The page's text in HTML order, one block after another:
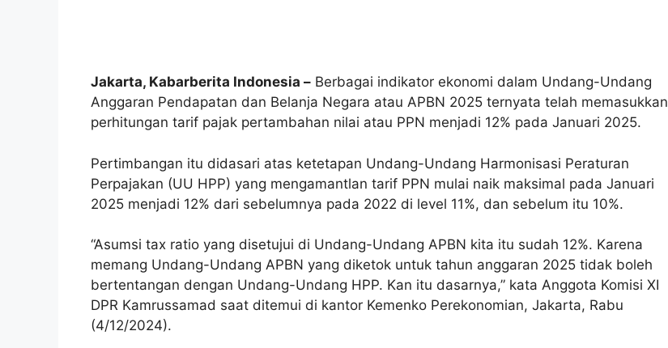
Jakarta, Kabarberita Indonesia – Berbagai indikator ekonomi dalam Undang-Undang
Anggaran Pendapatan dan Belanja Negara atau APBN 2025 ternyata telah memasukkan
perhitungan tarif pajak pertambahan nilai atau PPN menjadi 12% pada Januari 2025.
Pertimbangan itu didasari atas ketetapan Undang-Undang Harmonisasi Peraturan
Perpajakan (UU HPP) yang mengamantlan tarif PPN mulai naik maksimal pada Januari
2025 menjadi 12% dari sebelumnya pada 2022 di level 11%, dan sebelum itu 10%.
“Asumsi tax ratio yang disetujui di Undang-Undang APBN kita itu sudah 12%. Karena
memang Undang-Undang APBN yang diketok untuk tahun anggaran 2025 tidak boleh
bertentangan dengan Undang-Undang HPP. Kan itu dasarnya,” kata Anggota Komisi XI
DPR Kamrussamad saat ditemui di kantor Kemenko Perekonomian, Jakarta, Rabu
(4/12/2024).